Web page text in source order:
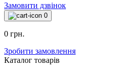
Замовити дзвінок
0
0 грн.
Зробити замовлення
Каталог товарiв